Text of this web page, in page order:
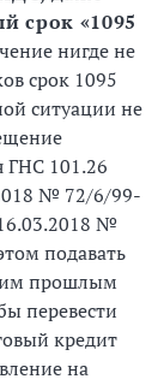
срок «1095
нигде не
срок 1095
ситуации не
ГНС 101.26
№ 72/6/99-
№
подавать
прошлым
перевести
кредит
на